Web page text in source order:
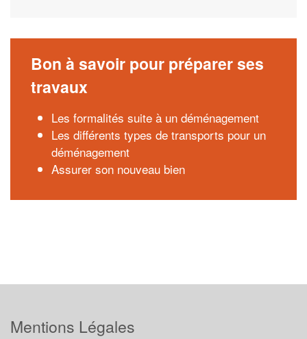
Bon à savoir pour préparer ses
travaux
Les formalités suite à un déménagement
Les différents types de transports pour un
déménagement
Assurer son nouveau bien
Mentions Légales